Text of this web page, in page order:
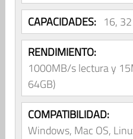
CAPACIDADES: 16,
RENDIMIENTO:
1000MB/s lectura y
64GB)
COMPATIBILIDAD:
Windows, Mac OS,